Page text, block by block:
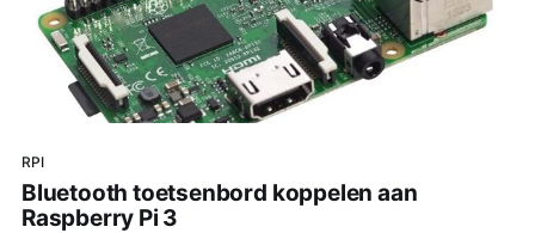
RPI
Bluetooth toetsenbord koppelen aan
Raspberry Pi 3